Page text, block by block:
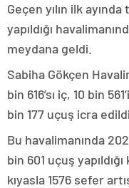
Geçen yılın ilk
yapıldığı
meydana geldi.
Sabiha Gökçen
bin 616’sı iç, 10 bin
bin 177 uçuş icra edildi.
Bu havalimanında
bin 601 uçuş
kıyasla 1576 sefer